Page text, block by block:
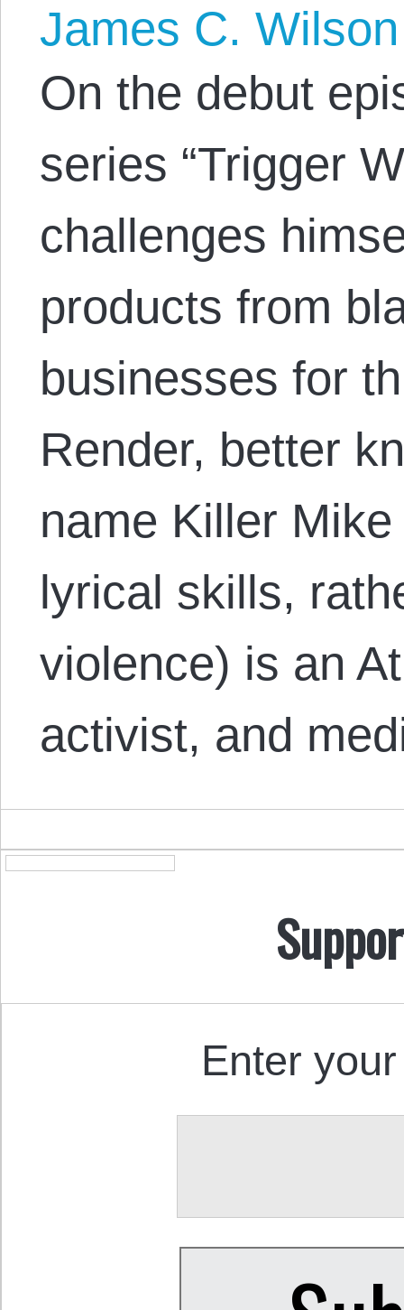
James C. Wilson
On the debut
series “Trigger
challenges
products from
businesses for
Render, better
name Killer
lyrical skills,
violence) is an
activist, and
Enter